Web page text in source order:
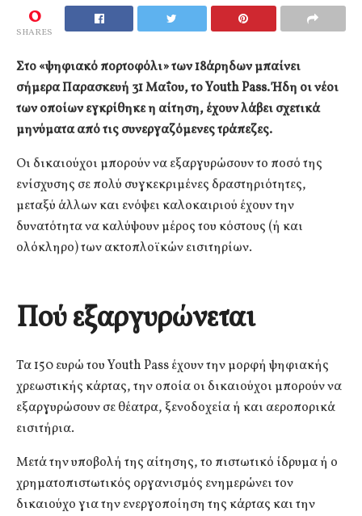
0
SHARES
Στο «ψηφιακό πορτοφόλι» των 18άρηδων μπαίνει
σήμερα Παρασκευή 31 Μαΐου, το Youth Pass. Ήδη οι νέοι
των οποίων εγκρίθηκε η αίτηση, έχουν λάβει σχετικά
μηνύματα από τις συνεργαζόμενες τράπεζες.
Οι δικαιούχοι μπορούν να εξαργυρώσουν το ποσό της
ενίσχυσης σε πολύ συγκεκριμένες δραστηριότητες,
μεταξύ άλλων και ενόψει καλοκαιριού έχουν την
δυνατότητα να καλύψουν μέρος του κόστους (ή και
ολόκληρο) των ακτοπλοϊκών εισιτηρίων.
Πού εξαργυρώνεται
Τα 150 ευρώ του Youth Pass έχουν την μορφή ψηφιακής
χρεωστικής κάρτας, την οποία οι δικαιούχοι μπορούν να
εξαργυρώσουν σε θέατρα, ξενοδοχεία ή και αεροπορικά
εισιτήρια.
Μετά την υποβολή της αίτησης, το πιστωτικό ίδρυμα ή ο
χρηματοπιστωτικός οργανισμός ενημερώνει τον
δικαιούχο για την ενεργοποίηση της κάρτας και την